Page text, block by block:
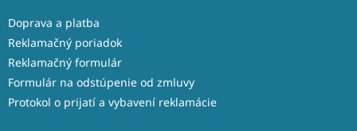
Doprava a platba
Reklamačný poriadok
Reklamačný formulár
Formulár na odstúpenie od zmluvy
Protokol o prijatí a vybavení reklamácie